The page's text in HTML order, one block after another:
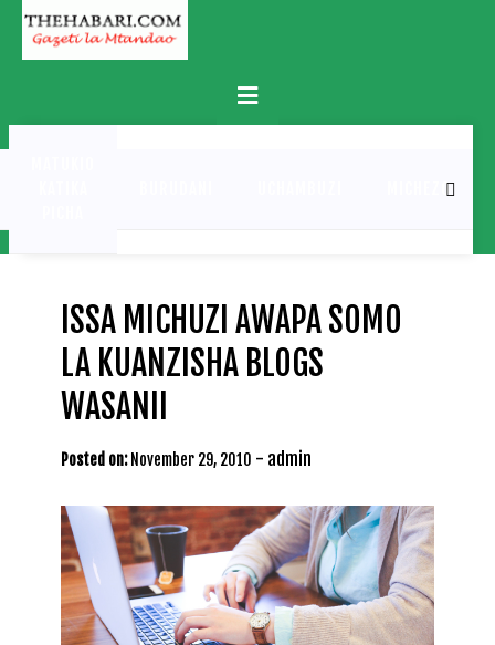
Skip
content
Primary
Menu
MICHEZO
ISSA MICHUZI AWAPA SOMO
LA KUANZISHA BLOGS
WASANII
Posted on: November 29, 2010 - admin